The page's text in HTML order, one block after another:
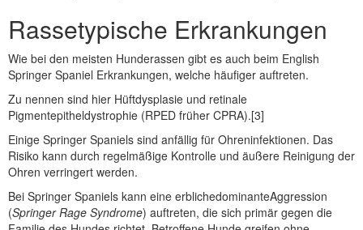
Rassetypische Erkrankungen
Wie bei den meisten Hunderassen gibt es auch beim English
Springer Spaniel Erkrankungen, welche häufiger auftreten.
Zu nennen sind hier Hüftdysplasie und retinale
Pigmentepitheldystrophie (RPED früher CPRA).[3]
Einige Springer Spaniels sind anfällig für Ohreninfektionen. Das
Risiko kann durch regelmäßige Kontrolle und äußere Reinigung der
Ohren verringert werden.
Bei Springer Spaniels kann eine erblichedominanteAggression
(Springer Rage Syndrome) auftreten, die sich primär gegen die